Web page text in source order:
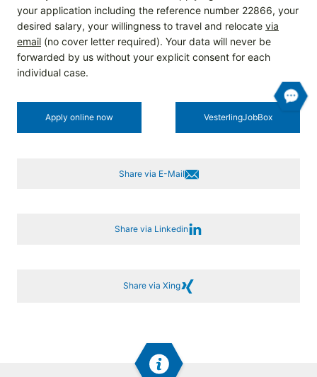
your application including the reference number 22866, your
desired salary, your willingness to travel and relocate via
email (no cover letter required). Your data will never be
forwarded by us without your explicit consent for each
individual case.
Apply online now Vesterling­JobBox
Share via E-Mail
Share via Linkedin
Share via Xing